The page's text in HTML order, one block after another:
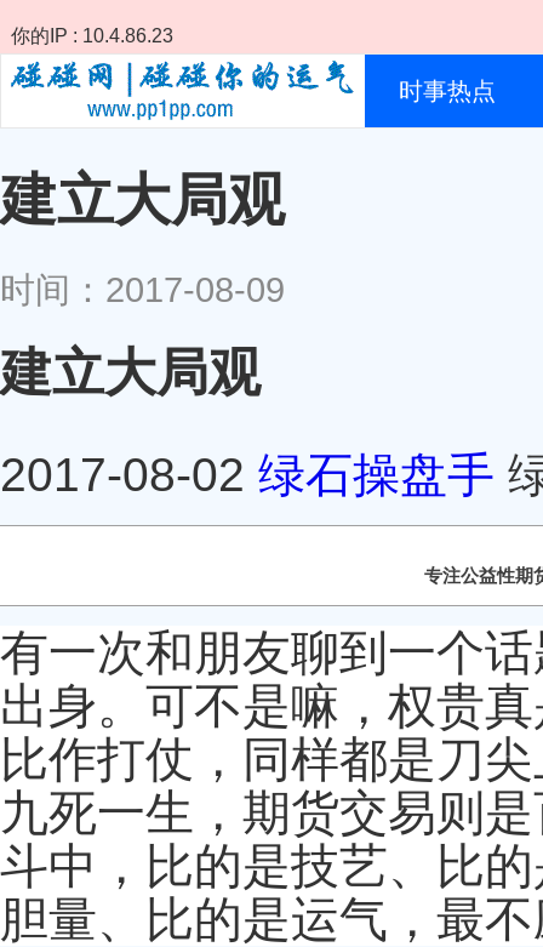
你的IP : 10.4.86.23
时事热点
建立大局观
时间：2017-08-09
建立大局观
2017-08-02 绿石操盘手
专注公益性期
有一次和朋友聊到一个
出身。可不是嘛，权贵
比作打仗，同样都是刀
九死一生，期货交易则
斗中，比的是技艺、比
胆量、比的是运气，最